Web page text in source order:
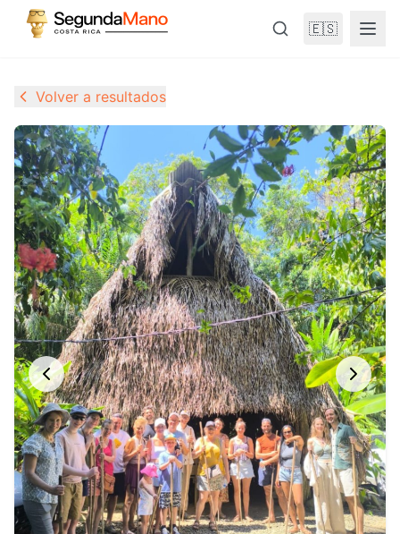
🇪🇸
Volver a resultados